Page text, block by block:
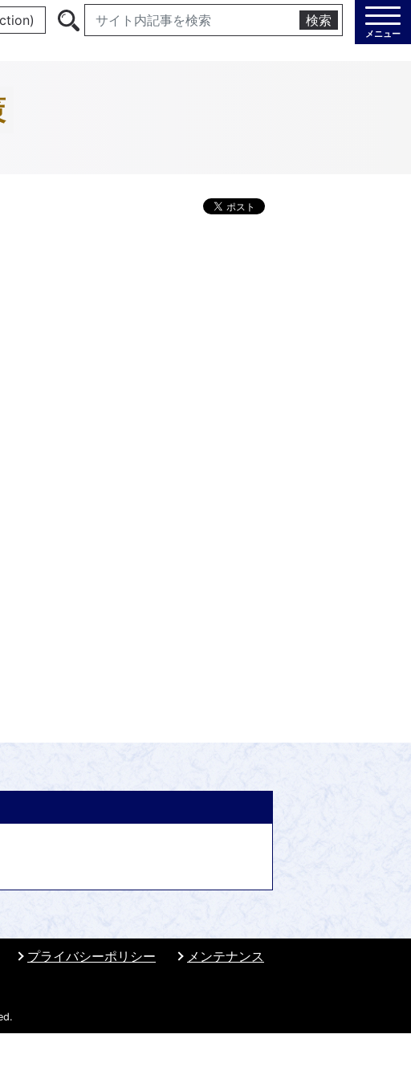
検索
メニュー
プライバシーポリシー
メンテナンス